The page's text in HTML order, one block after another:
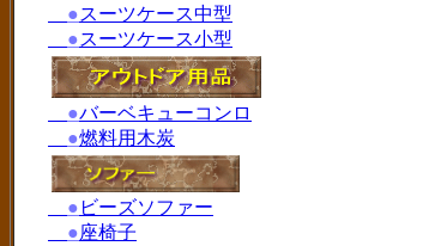
●スーツケース中型
●スーツケース小型
●バーベキューコンロ
●燃料用木炭
● ビーズソファー
●座椅子